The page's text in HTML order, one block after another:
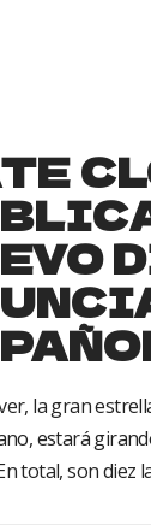
la gran
estará
total, son diez